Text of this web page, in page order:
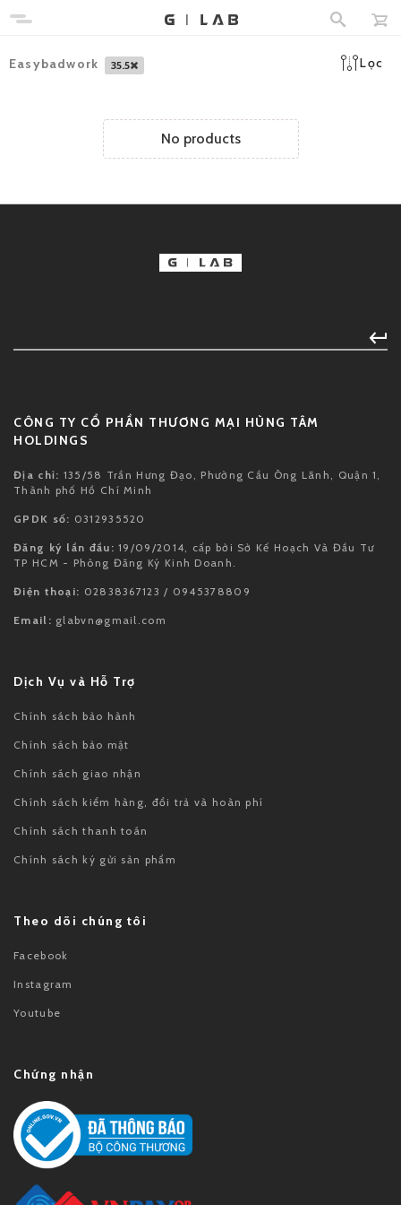
Easybadwork 35.5 Lọc
No products
CÔNG TY CỔ PHẦN THƯƠNG MẠI HÙNG TÂM
HOLDINGS
Địa chỉ: 135/58 Trần Hưng Đạo, Phường Cầu Ông Lãnh, Quận 1,
Thành phố Hồ Chí Minh
GPDK số: 0312935520
Đăng ký lần đầu: 19/09/2014, cấp bởi Sở Kế Hoạch Và Đầu Tư
TP HCM - Phòng Đăng Ký Kinh Doanh.
Điện thoại: 02838367123 / 0945378809
Email: glabvn@gmail.com
Dịch Vụ và Hỗ Trợ
Chính sách bảo hành
Chính sách bảo mật
Chính sách giao nhận
Chính sách kiểm hàng, đổi trả và hoàn phí
Chính sách thanh toán
Chính sách ký gửi sản phẩm
Theo dõi chúng tôi
Facebook
Instagram
Youtube
Chứng nhận